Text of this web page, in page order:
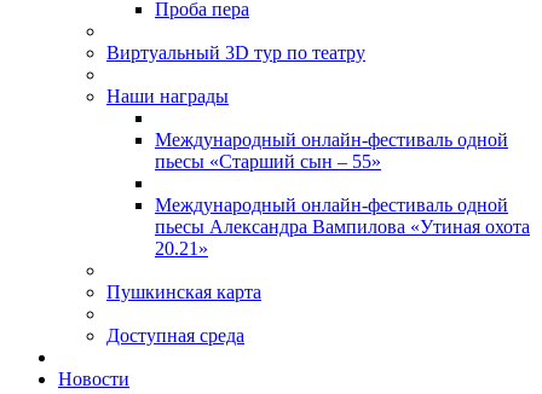
Проба пера
Виртуальный 3D тур по театру
Наши награды
Международный онлайн-фестиваль одной
пьесы «Старший сын – 55»
Международный онлайн-фестиваль одной
пьесы Александра Вампилова «Утиная охота
20.21»
Пушкинская карта
Доступная среда
Новости